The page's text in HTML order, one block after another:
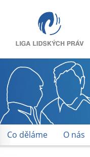
Co děláme O nás